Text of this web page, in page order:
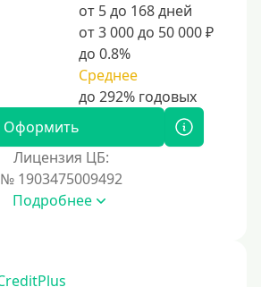
от 5 до 168 дней
от 3 000 до 50 000 ₽
до 0.8%
Среднее
Оформить
Лицензия ЦБ:
№ 1903475009492
Подробнее